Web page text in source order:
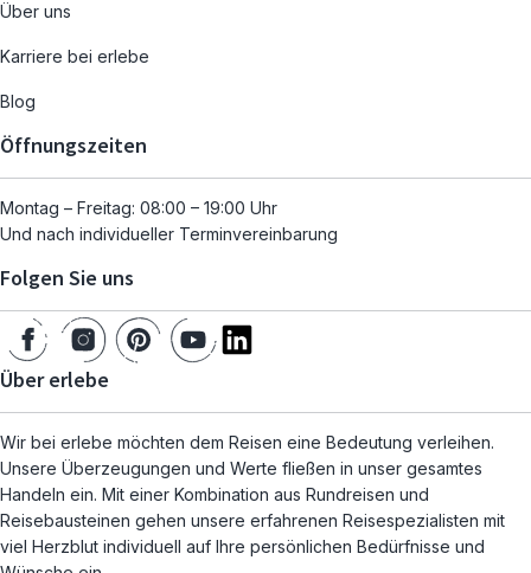
Über uns
Karriere bei erlebe
Blog
Öffnungszeiten
Montag – Freitag: 08:00 – 19:00 Uhr
Und nach individueller Terminvereinbarung
Folgen Sie uns
Über erlebe
Wir bei erlebe möchten dem Reisen eine Bedeutung verleihen.
Unsere Überzeugungen und Werte fließen in unser gesamtes
Handeln ein. Mit einer Kombination aus Rundreisen und
Reisebausteinen gehen unsere erfahrenen Reisespezialisten mit
viel Herzblut individuell auf Ihre persönlichen Bedürfnisse und